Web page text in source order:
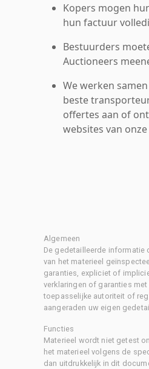
Kopers mogen
hun factuur
Bestuurders
Auctioneers
We werken
beste
offertes aan of
websites van
Algemeen
De gedetailleerde informatie
van het materieel
garanties, expliciet of
verklaringen of garanties
toepasselijke autoriteit of
aangeraden uw eigen
Functies
Materieel wordt niet getest
het materieel volgens de
dan uitdrukkelijk in dit